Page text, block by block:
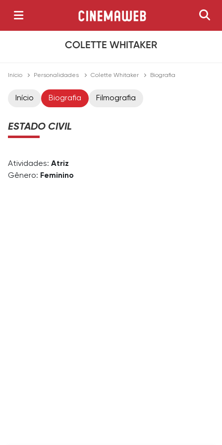
COLETTE WHITAKER
Início Personalidades Colette Whitaker Biografia
Início Biografia Filmografia
ESTADO CIVIL
Atividades: Atriz
Gênero: Feminino